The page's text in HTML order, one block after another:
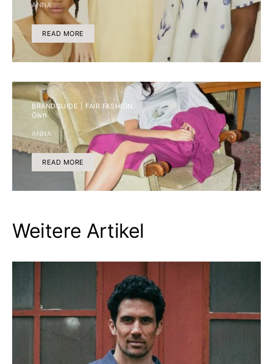
ANNA
READ MORE
BRANDGUIDE | FAIR FASHION
Givn
ANNA
READ MORE
Weitere Artikel